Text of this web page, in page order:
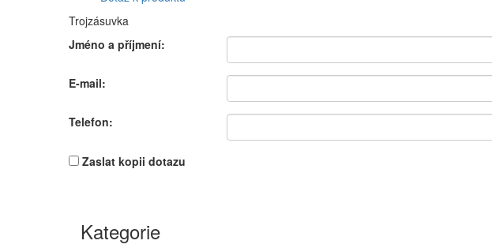
Trojzásuvka
Jméno a příjmení:
E-mail:
Telefon:
Zaslat kopii dotazu
Kategorie